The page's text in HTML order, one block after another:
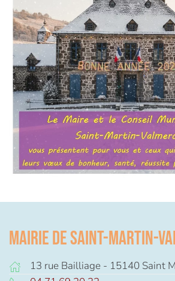
Mairie de Saint-Martin-
13 rue Bailliage - 15140 Saint